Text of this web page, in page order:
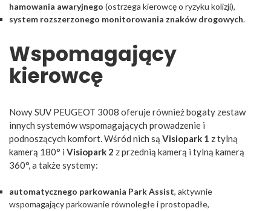
hamowania awaryjnego (ostrzega kierowcę o ryzyku kolizji),
system rozszerzonego monitorowania znaków drogowych.
Wspomagający
kierowcę
Nowy SUV PEUGEOT 3008 oferuje również bogaty zestaw
innych systemów wspomagających prowadzenie i
podnoszących komfort. Wśród nich są Visiopark 1 z tylną
kamerą 180° i Visiopark 2 z przednią kamerą i tylną kamerą
360°, a także systemy:
automatycznego parkowania Park Assist, aktywnie
wspomagający parkowanie równoległe i prostopadłe,